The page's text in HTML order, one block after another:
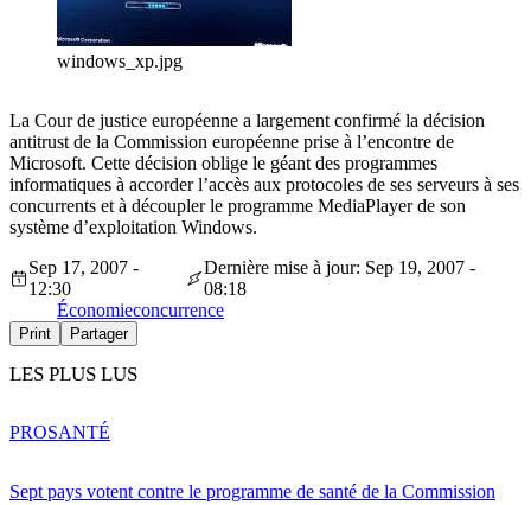
windows_xp.jpg
La Cour de justice européenne a largement confirmé la décision
antitrust de la Commission européenne prise à l’encontre de
Microsoft. Cette décision oblige le géant des programmes
informatiques à accorder l’accès aux protocoles de ses serveurs à ses
concurrents et à découpler le programme MediaPlayer de son
système d’exploitation Windows.
Sep 17, 2007 -
12:30
Dernière mise à jour: Sep 19, 2007 -
08:18
Économieconcurrence
Print Partager
LES PLUS LUS
Sept pays votent contre le programme de santé de la Commission
PROSANTÉ